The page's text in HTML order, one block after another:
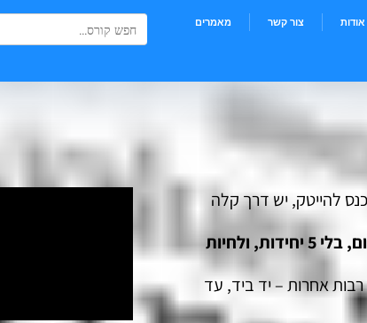
אודות צור קשר מאמרים Search
for:
Search Button
להייטק, יש דרך קלה
להיות האנטרית – לחדור להייטק ב-30 יום, בלי 5 יחידות, ולחיות
אחרות – יד ביד, עד